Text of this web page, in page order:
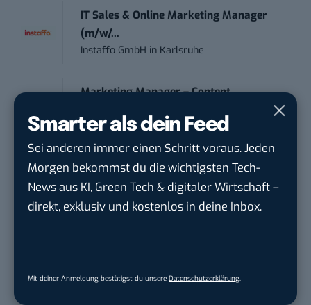
Smarter als dein Feed
Sei anderen immer einen Schritt voraus. Jeden
Morgen bekommst du die wichtigsten Tech-
News aus KI, Green Tech & digitaler Wirtschaft –
direkt, exklusiv und kostenlos in deine Inbox.
Mit deiner Anmeldung bestätigst du unsere Datenschutzerklärung.
IT Sales & Online Marketing Manager
(m/w/...
Instaffo GmbH in Karlsruhe
Marketing Manager – Content
Acura Fachklinik GmbH inAlbstadt
Content Marketing Specialist Product &
Te...
Ferdinand Bilstein GmbH & Co. KGin
(m/w/d)